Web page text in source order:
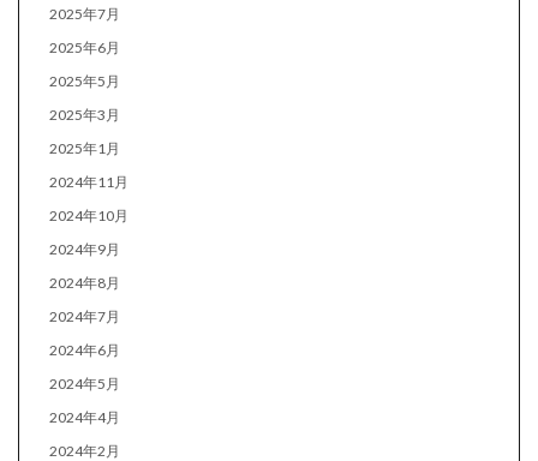
2025年7月
2025年6月
2025年5月
2025年3月
2025年1月
2024年11月
2024年10月
2024年9月
2024年8月
2024年7月
2024年6月
2024年5月
2024年4月
2024年2月